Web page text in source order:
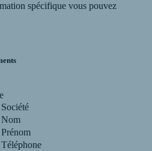
spécifique vous pouvez
Société
Nom
Prénom
Téléphone